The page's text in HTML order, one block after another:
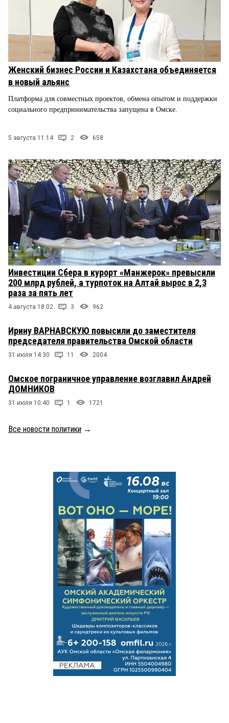
Женский бизнес России и Казахстана объединяется
в новый альянс
Платформа для совместных проектов, обмена опытом и поддержки
социального предпринимательства запущена в Омске.
5 августа 11:14 2 658
Инвестиции Сбера в курорт «Манжерок» превысили
200 млрд рублей, а турпоток на Алтай вырос в 2,3
раза за пять лет
4 августа 18:02 3 962
Ирину ВАРНАВСКУЮ повысили до заместителя
председателя правительства Омской области
31 июля 14:30 11 2004
Омское пограничное управление возглавил Андрей
ДОМНИКОВ
31 июля 10:40 1 1721
Все новости политики →